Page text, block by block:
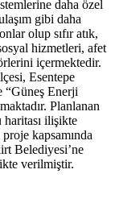
daha özel
gibi daha
olup sıfır atık,
hizmetleri, afet
içermektedir.
Esentepe
“Güneş Enerji
Planlanan
ilişikte
kapsamında
Belediyesi’ne
verilmiştir.